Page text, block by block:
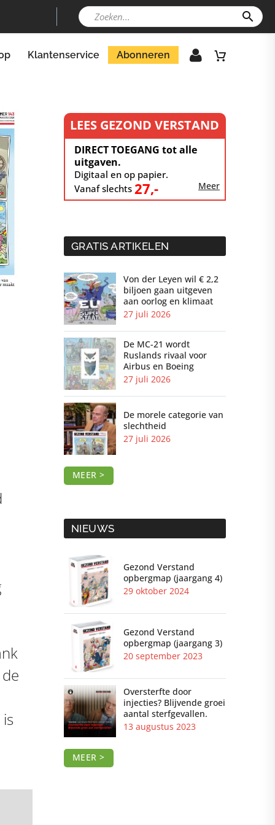
Klantenservice Abonneren
LEES GEZOND VERSTAND
DIRECT TOEGANG tot alle
uitgaven.
Digitaal en op papier.
Vanaf slechts 27,- Meer
GRATIS ARTIKELEN
Von der Leyen wil € 2,2
biljoen gaan uitgeven
aan oorlog en klimaat
27 juli 2026
De MC-21 wordt
Ruslands rivaal voor
Airbus en Boeing
27 juli 2026
De morele categorie van
slechtheid
27 juli 2026
MEER >
NIEUWS
Gezond Verstand
opbergmap (jaargang 4)
29 oktober 2024
Gezond Verstand
opbergmap (jaargang 3)
20 september 2023
Oversterfte door
injecties? Blijvende groei
aantal sterfgevallen.
13 augustus 2023
MEER >